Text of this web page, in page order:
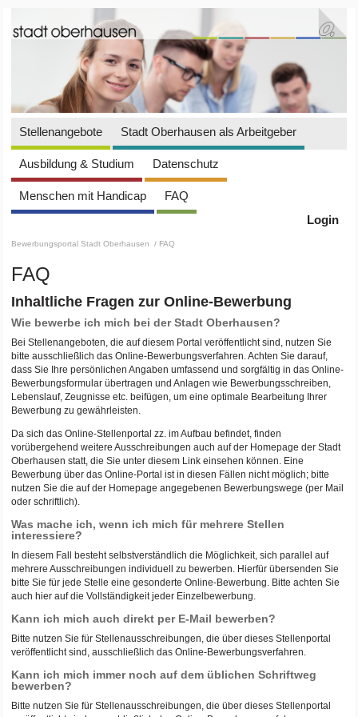
Stellenangebote Stadt Oberhausen als Arbeitgeber
Ausbildung & Studium Datenschutz
Menschen mit Handicap
FAQ
Login
Bewerbungsportal Stadt Oberhausen / FAQ
FAQ
Inhaltliche Fragen zur Online-Bewerbung
Wie bewerbe ich mich bei der Stadt Oberhausen?
Bei Stellenangeboten, die auf diesem Portal veröffentlicht sind, nutzen Sie
bitte ausschließlich das Online-Bewerbungsverfahren. Achten Sie darauf,
dass Sie Ihre persönlichen Angaben umfassend und sorgfältig in das Online-
Bewerbungsformular übertragen und Anlagen wie Bewerbungsschreiben,
Lebenslauf, Zeugnisse etc. beifügen, um eine optimale Bearbeitung Ihrer
Bewerbung zu gewährleisten.
Da sich das Online-Stellenportal zz. im Aufbau befindet, finden
vorübergehend weitere Ausschreibungen auch auf der Homepage der Stadt
Oberhausen statt, die Sie unter diesem Link einsehen können. Eine
Bewerbung über das Online-Portal ist in diesen Fällen nicht möglich; bitte
nutzen Sie die auf der Homepage angegebenen Bewerbungswege (per Mail
oder schriftlich).
Was mache ich, wenn ich mich für mehrere Stellen
interessiere?
In diesem Fall besteht selbstverständlich die Möglichkeit, sich parallel auf
mehrere Ausschreibungen individuell zu bewerben. Hierfür übersenden Sie
bitte Sie für jede Stelle eine gesonderte Online-Bewerbung. Bitte achten Sie
auch hier auf die Vollständigkeit jeder Einzelbewerbung.
Kann ich mich auch direkt per E-Mail bewerben?
Bitte nutzen Sie für Stellenausschreibungen, die über dieses Stellenportal
veröffentlicht sind, ausschließlich das Online-Bewerbungsverfahren.
Kann ich mich immer noch auf dem üblichen Schriftweg
bewerben?
Bitte nutzen Sie für Stellenausschreibungen, die über dieses Stellenportal